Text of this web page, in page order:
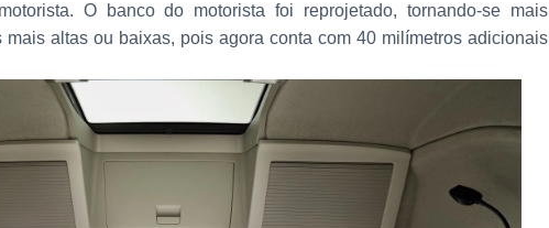
O banco do motorista foi reprojetado, tornando-se mais
mais altas ou baixas, pois agora conta com 40 milímetros adicionais